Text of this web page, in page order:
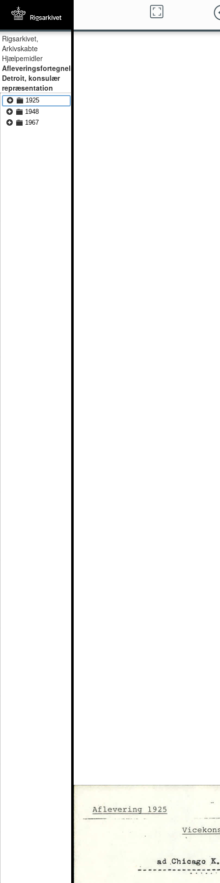
Rigsarkivet,
Arkivskabte
Hjælpemidler
Afleveringsfortegnelser,
Detroit, konsulær
repræsentation
1925
1948
1967